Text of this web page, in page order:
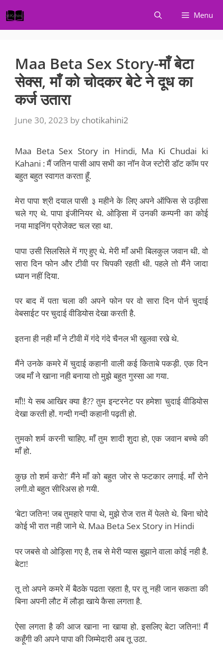
to
content
Menu
Maa Beta Sex Story-माँ बेटा
सेक्स, माँ को चोदकर बेटे ने दूध का
कर्ज उतारा
June 30, 2023 by chotikahini2
Maa Beta Sex Story in Hindi, Ma Ki Chudai ki
Kahani : मैं जतिन पासी आप सभी का नॉन वेज स्टोरी डॉट कॉम पर
बहुत बहुत स्वागत करता हूँ.
मेरा पापा श्री दयाल पासी ३ महीने के लिए अपने ऑफिस से उड़ीसा
चले गए थे. पापा इंजीनियर थे. ओड़िसा में उनकी कम्पनी का कोई
नया माइनिंग प्रोजेक्ट चल रहा था.
पापा उसी सिलसिले में गए हुए थे. मेरी माँ अभी बिलकुल जवान थी. वो
सारा दिन फोन और टीवी पर चिपकी रहती थी. पहले तो मैंने जादा
ध्यान नहीं दिया.
पर बाद में पता चला की अपने फोन पर वो सारा दिन पोर्न चुदाई
वेबसाईट पर चुदाई वीडियोस देखा करती है.
इतना ही नही माँ ने टीवी में गंदे गंदे चैनल भी खुलवा रखे थे.
मैंने उनके कमरे में चुदाई कहानी वाली कई किताबे पकड़ी. एक दिन
जब माँ ने खाना नही बनाया तो मुझे बहुत गुस्सा आ गया.
माँ!! ये सब आखिर क्या है?? तुम इन्टरनेट पर हमेशा चुदाई वीडियोस
देखा करती हों. गन्दी गन्दी कहानी पढ़ती हो.
तुमको शर्म करनी चाहिए. माँ तुम शादी शुदा हो, एक जवान बच्चे की
माँ हो.
कुछ तो शर्म करो!’ मैंने माँ को बहुत जोर से फटकार लगाई. माँ रोने
लगी.वो बहुत सीरिअस हो गयी.
‘बेटा जतिन! जब तुमहारे पापा थे, मुझे रोज रात में पेलते थे. बिना चोदे
कोई भी रात नही जाने थे. Maa Beta Sex Story in Hindi
पर जबसे वो ओड़िसा गए है, तब से मेरी प्यास बुझाने वाला कोई नही है.
बेटा!
तू तो अपने कमरे में बैठके पढता रहता है, पर तू नही जान सकता की
बिना अपनी लौट में लौड़ा खाये कैसा लगता है.
ऐसा लगता है की आज खाना ना खाया हो. इसलिए बेटा जतिन!! मैं
कहूँगी की अपने पापा की जिम्मेदारी अब तू उठा.